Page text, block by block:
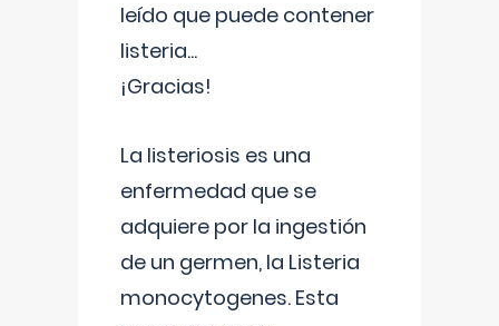
leído que puede contener
listeria...
¡Gracias!
La listeriosis es una
enfermedad que se
adquiere por la ingestión
de un germen, la Listeria
monocytogenes. Esta